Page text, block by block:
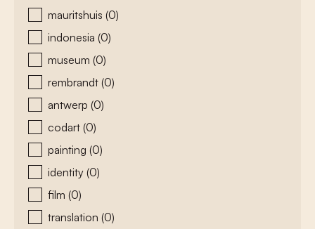
mauritshuis (0)
indonesia (0)
museum (0)
rembrandt (0)
antwerp (0)
codart (0)
painting (0)
identity (0)
film (0)
translation (0)